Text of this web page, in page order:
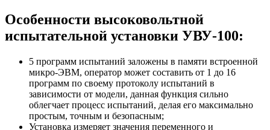
Особенности высоковольтной
испытательной установки УВУ-100:
5 программ испытаний заложены в памяти встроенной
микро-ЭВМ, оператор может составить от 1 до 16
программ по своему протоколу испытаний в
зависимости от модели, данная функция сильно
облегчает процесс испытаний, делая его максимально
простым, точным и безопасным;
Установка измеряет значения переменного и